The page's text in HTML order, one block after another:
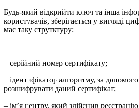
Будь-який відкрийти ключ та інша
користувачів, зберігається у вигляді
має таку струтктуру:
– серійний номер сертифікату;
– ідентифікатор алгоритму, за
розшифрувати даний сертифікат;
– ім’я центру, який здійснив